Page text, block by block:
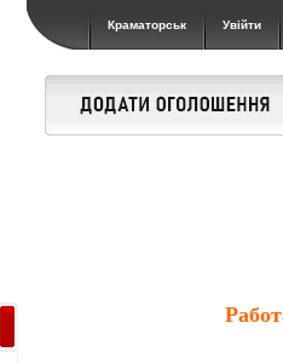
Краматорськ Увійти